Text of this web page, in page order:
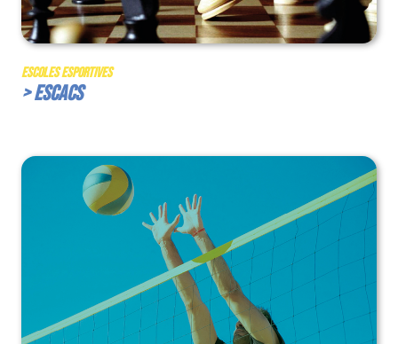
Escoles Esportives
> Escacs